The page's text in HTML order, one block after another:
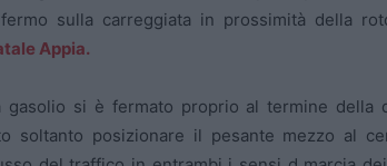
sulla carreggiata in prossimità della
Appia.
gasolio si è fermato proprio al termine della
soltanto posizionare il pesante mezzo al